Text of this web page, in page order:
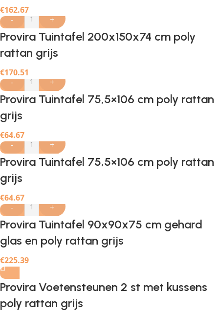
€162.67
-
+
Provira Tuintafel 200x150x74 cm poly
rattan grijs
€170.51
-
+
Provira Tuintafel 75,5×106 cm poly rattan
grijs
€64.67
-
+
Provira Tuintafel 75,5×106 cm poly rattan
grijs
€64.67
-
+
Provira Tuintafel 90x90x75 cm gehard
glas en poly rattan grijs
€225.39
Provira Voetensteunen 2 st met kussens
poly rattan grijs